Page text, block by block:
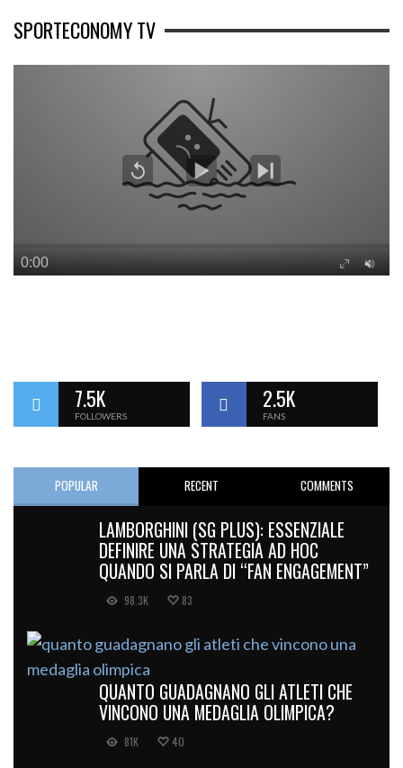
SPORTECONOMY TV
7.5K
FOLLOWERS
2.5K
FANS
POPULAR RECENT COMMENTS
LAMBORGHINI (SG PLUS): ESSENZIALE
DEFINIRE UNA STRATEGIA AD HOC
QUANDO SI PARLA DI “FAN ENGAGEMENT”
98.3K 83
QUANTO GUADAGNANO GLI ATLETI CHE
VINCONO UNA MEDAGLIA OLIMPICA?
81K 40